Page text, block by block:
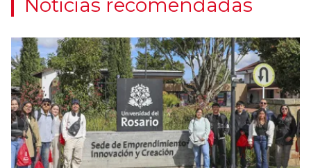
Noticias recomendadas